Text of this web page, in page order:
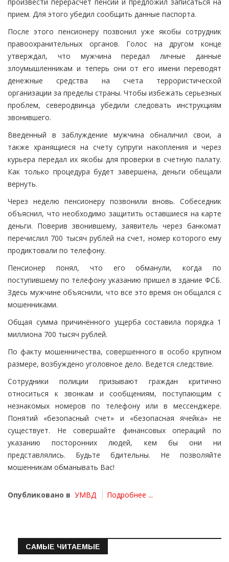
произвести перерасчет пенсии и предложил записаться на
прием. Для этого убедил сообщить данные паспорта.
После этого пенсионеру позвонил уже якобы сотрудник
правоохранительных органов. Голос на другом конце
утверждал, что мужчина передал личные данные
злоумышленникам и теперь они от его имени переводят
денежные средства на счета террористической
организации за пределы страны. Чтобы избежать серьезных
проблем, северодвинца убедили следовать инструкциям
звонившего.
Введенный в заблуждение мужчина обналичил свои, а
также хранящиеся на счету супруги накопления и через
курьера передал их якобы для проверки в счетную палату.
Как только процедура будет завершена, деньги обещали
вернуть.
Через неделю пенсионеру позвонили вновь. Собеседник
объяснил, что необходимо защитить оставшиеся на карте
деньги. Поверив звонившему, заявитель через банкомат
перечислил 700 тысяч рублей на счет, номер которого ему
продиктовали по телефону.
Пенсионер понял, что его обманули, когда по
поступившему по телефону указанию пришел в здание ФСБ.
Здесь мужчине объяснили, что все это время он общался с
мошенниками.
Общая сумма причинённого ущерба составила порядка 1
миллиона 700 тысяч рублей.
По факту мошенничества, совершенного в особо крупном
размере, возбуждено уголовное дело. Ведется следствие.
Сотрудники полиции призывают граждан критично
относиться к звонкам и сообщениям, поступающим с
незнакомых номеров по телефону или в мессенджере.
Понятий «безопасный счет» и «безопасная ячейка» не
существует. Не совершайте финансовых операций по
указанию посторонних людей, кем бы они ни
представлялись. Будьте бдительны. Не позволяйте
мошенникам обманывать Вас!
Опубликовано в УМВД Подробнее ...
САМЫЕ ЧИТАЕМЫЕ